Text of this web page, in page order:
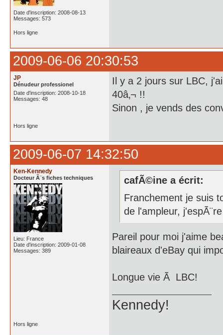
Date d'inscription: 2008-08-13
Messages: 573
Hors ligne
2009-06-06 20:30:53
JP
Dénudeur professionel
Date d'inscription: 2008-10-18
Messages: 48
Il y a 2 jours sur LBC,
40â‚¬ !!
Sinon , je vends des
Hors ligne
2009-06-07 14:32:50
Ken-Kennedy
Docteur Ã¨s fiches techniques
Lieu: France
Date d'inscription: 2009-01-08
Messages: 389
cafÃ©ine a écrit:
Franchement je suis
de l'ampleur,
Pareil pour moi j'aime
blaireaux d'eBay qui
Longue vie Ã LBC!
Kennedy!
Hors ligne